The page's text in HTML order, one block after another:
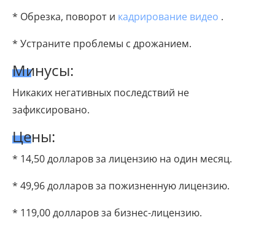
* Обрезка, поворот и кадрирование видео .
* Устраните проблемы с дрожанием.
Минусы:
Никаких негативных последствий не
зафиксировано.
Цены:
* 14,50 долларов за лицензию на один месяц.
* 49,96 долларов за пожизненную лицензию.
* 119,00 долларов за бизнес-лицензию.